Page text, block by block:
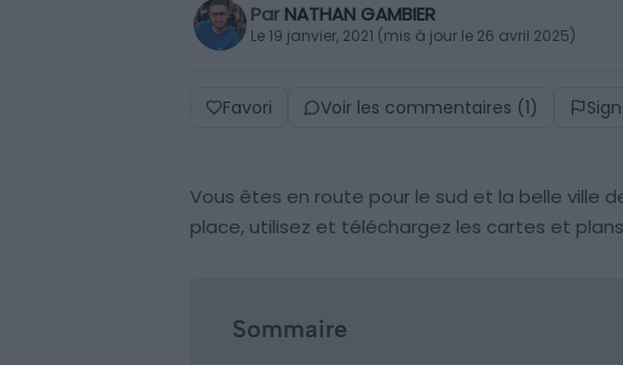
Par NATHAN GAMBIER
Le 19 janvier, 2021 (mis à jour le 26 avril 2025)
Favori Voir les commentaires (1)
Vous êtes en route pour le sud et la belle ville
place, utilisez et téléchargez les cartes et
Sommaire